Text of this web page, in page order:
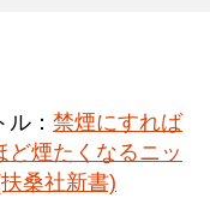
ル： 禁煙にすれば
ど煙たくなるニッ
桑社新書)